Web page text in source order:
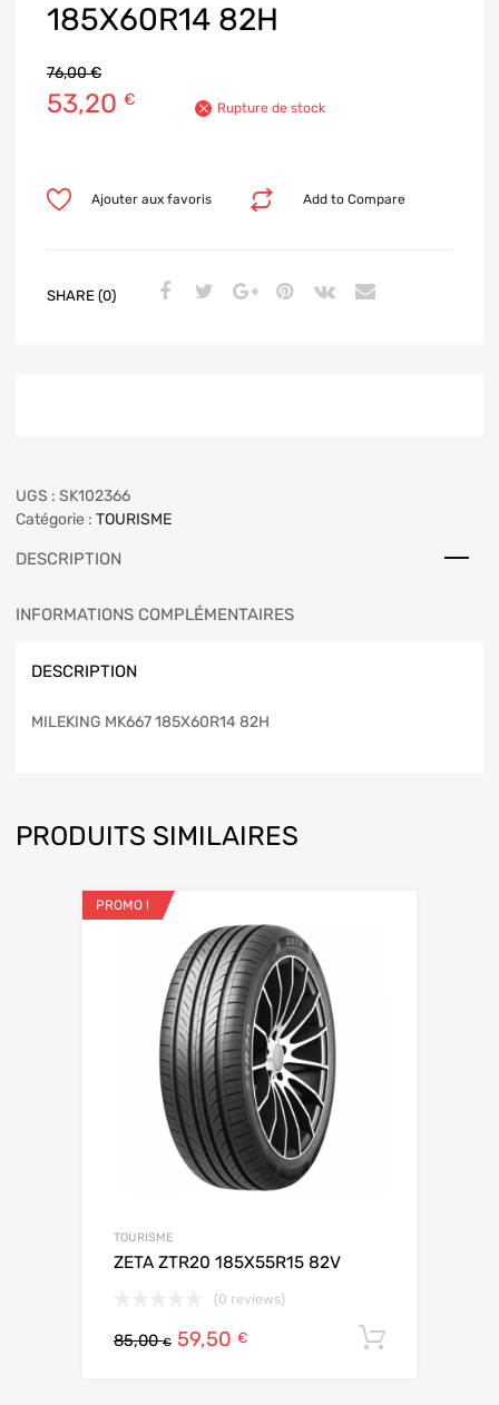
185X60R14 82H
76,00€
53,20 € Rupture de stock
Add to Compare
Ajouter aux favoris
SHARE (0)
UGS : SK102366
Catégorie : TOURISME
DESCRIPTION
INFORMATIONS COMPLÉMENTAIRES
DESCRIPTION
MILEKING MK667 185X60R14 82H
PRODUITS SIMILAIRES
PROMO !
TOURISME
ZETA ZTR20 185X55R15 82V
(0 reviews)
85,00€ 59,50 €